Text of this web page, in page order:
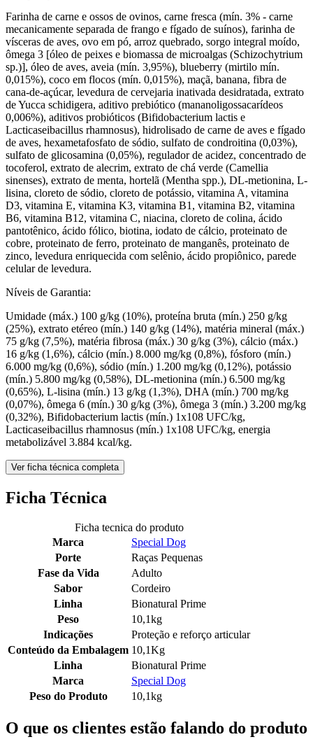
Farinha de carne e ossos de ovinos, carne fresca (mín. 3% - carne
mecanicamente separada de frango e fígado de suínos), farinha de
vísceras de aves, ovo em pó, arroz quebrado, sorgo integral moído,
ômega 3 [óleo de peixes e biomassa de microalgas (Schizochytrium
sp.)], óleo de aves, aveia (mín. 3,95%), blueberry (mirtilo mín.
0,015%), coco em flocos (mín. 0,015%), maçã, banana, fibra de
cana-de-açúcar, levedura de cervejaria inativada desidratada, extrato
de Yucca schidigera, aditivo prebiótico (mananoligossacarídeos
0,006%), aditivos probióticos (Bifidobacterium lactis e
Lacticaseibacillus rhamnosus), hidrolisado de carne de aves e fígado
de aves, hexametafosfato de sódio, sulfato de condroitina (0,03%),
sulfato de glicosamina (0,05%), regulador de acidez, concentrado de
tocoferol, extrato de alecrim, extrato de chá verde (Camellia
sinenses), extrato de menta, hortelã (Mentha spp.), DL-metionina, L-
lisina, cloreto de sódio, cloreto de potássio, vitamina A, vitamina
D3, vitamina E, vitamina K3, vitamina B1, vitamina B2, vitamina
B6, vitamina B12, vitamina C, niacina, cloreto de colina, ácido
pantotênico, ácido fólico, biotina, iodato de cálcio, proteinato de
cobre, proteinato de ferro, proteinato de manganês, proteinato de
zinco, levedura enriquecida com selênio, ácido propiônico, parede
celular de levedura.
Níveis de Garantia:
Umidade (máx.) 100 g/kg (10%), proteína bruta (mín.) 250 g/kg
(25%), extrato etéreo (mín.) 140 g/kg (14%), matéria mineral (máx.)
75 g/kg (7,5%), matéria fibrosa (máx.) 30 g/kg (3%), cálcio (máx.)
16 g/kg (1,6%), cálcio (mín.) 8.000 mg/kg (0,8%), fósforo (mín.)
6.000 mg/kg (0,6%), sódio (mín.) 1.200 mg/kg (0,12%), potássio
(mín.) 5.800 mg/kg (0,58%), DL-metionina (mín.) 6.500 mg/kg
(0,65%), L-lisina (mín.) 13 g/kg (1,3%), DHA (mín.) 700 mg/kg
(0,07%), ômega 6 (mín.) 30 g/kg (3%), ômega 3 (mín.) 3.200 mg/kg
(0,32%), Bifidobacterium lactis (mín.) 1x108 UFC/kg,
Lacticaseibacillus rhamnosus (mín.) 1x108 UFC/kg, energia
metabolizável 3.884 kcal/kg.
Ver ficha técnica completa
Ficha Técnica
Ficha tecnica do produto
Marca
Special Dog
Porte
Raças Pequenas
Fase da Vida
Adulto
Sabor
Cordeiro
Linha
Bionatural Prime
Peso
10,1kg
Indicações
Proteção e reforço articular
Conteúdo da Embalagem 10,1Kg
Linha
Bionatural Prime
Marca
Special Dog
Peso do Produto
10,1kg
O que os clientes estão falando do produto